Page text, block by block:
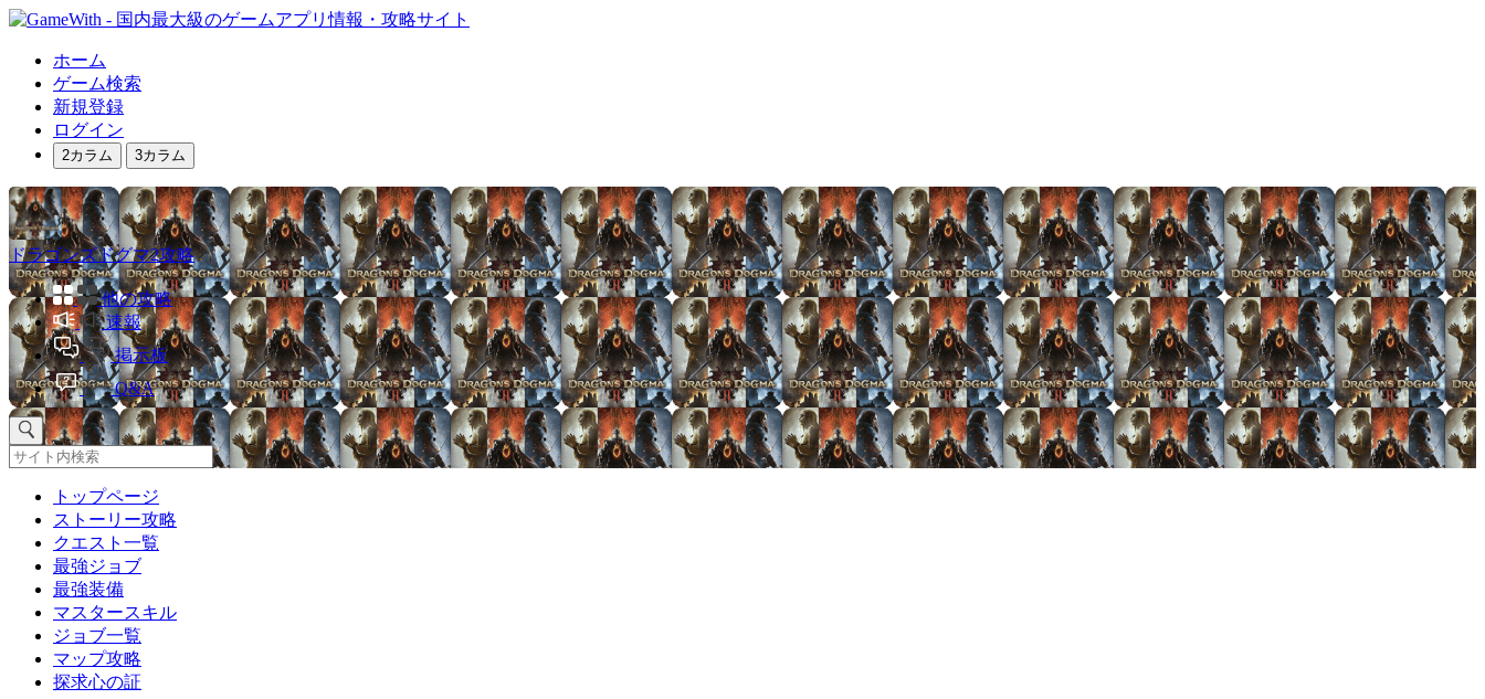
ホーム
ゲーム検索
新規登録
ログイン
2カラム 3カラム
ドラゴンズドグマ2攻略
他の攻略
速報
掲示板
Q&A
トップページ
ストーリー攻略
クエスト一覧
最強ジョブ
最強装備
マスタースキル
ジョブ一覧
マップ攻略
探求心の証